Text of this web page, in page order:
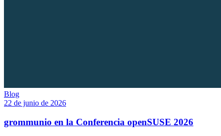
Blog
22 de junio de 2026
grommunio en la Conferencia openSUSE 2026